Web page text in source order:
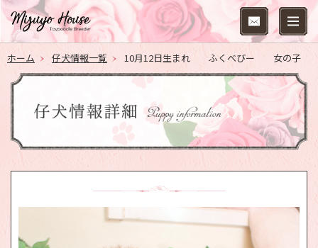
ホーム 仔犬情報一覧 10月12日生まれ ふくべびー 女の子